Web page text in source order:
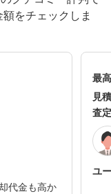
をチェックしま
代金も高か
最
見
査
ユ